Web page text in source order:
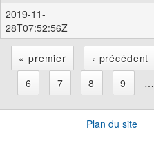
2019-11-
28T07:52:56Z
P
« premier ‹ précédent
6
7 8 9 …
Plan du site